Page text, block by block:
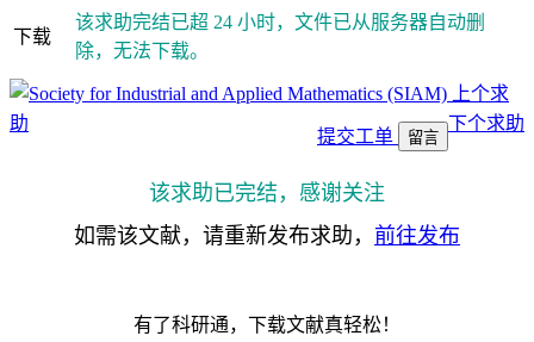
下载
该求助完结已超 24 小时，文件已从服务器自动删
除，无法下载。
上个求
助
下个求助
提交工单 留言
该求助已完结，感谢关注
如需该文献，请重新发布求助， 前往发布
有了科研通，下载文献真轻松！